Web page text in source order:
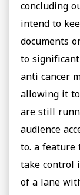
concluding
intend to
documents
to
anti cancer
allowing it
are still
audience
to. a feature
take control
of a lane